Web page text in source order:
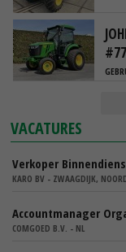
VACATURES
Verkoper
KARO BV - ZWAAGDIJK,
Accountmanager
COMGOED B.V. - NL